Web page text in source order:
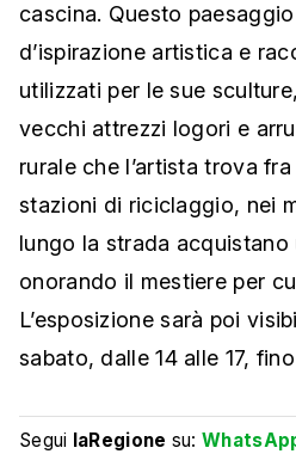
cascina. Questo
d’ispirazione artistica e
utilizzati per le sue
vecchi attrezzi logori e
rurale che l’artista trova
stazioni di riciclaggio, nei
lungo la strada acquistano
onorando il mestiere per
L’esposizione sarà poi
sabato, dalle 14 alle 17,
Segui laRegione su: